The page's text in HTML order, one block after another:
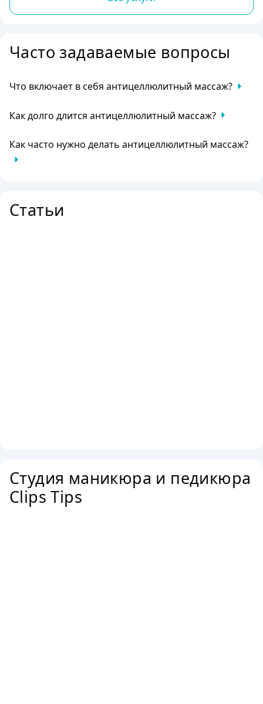
Часто задаваемые вопросы
Что включает в себя антицеллюлитный массаж?
массажа, направленные на уменьшение проявлений
Как долго длится антицеллюлитный массаж?
Как часто нужно делать антицеллюлитный массаж?
Статьи
Студия маникюра и педикюра
Clips Tips